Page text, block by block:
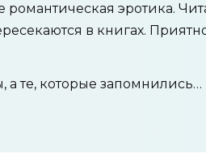
эротика.
в книгах.
те, которые запомнились…